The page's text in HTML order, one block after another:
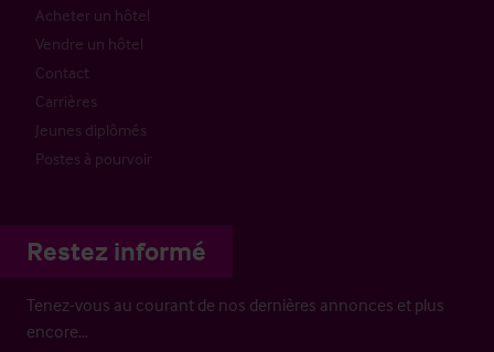
Acheter un hôtel
Vendre un hôtel
Contact
Carrières
Jeunes diplômés
Postes à pourvoir
Restez informé
Tenez-vous au courant de nos dernières annonces et plus
encore…